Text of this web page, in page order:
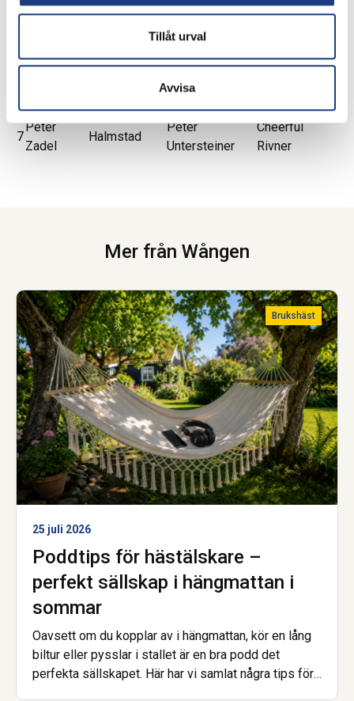
Tillåt urval
Avvisa
Niklasson
Lindgren
Johan
Anna
Karlsson
Hans Karlsson
7
Peter
Zadel
Halmstad
Peter
Untersteiner
Cheerful
Rivner
Mer från Wången
Brukshäst
25 juli 2026
Poddtips för hästälskare –
perfekt sällskap i hängmattan i
sommar
Oavsett om du kopplar av i hängmattan, kör en lång
biltur eller pysslar i stallet är en bra podd det
perfekta sällskapet. Här har vi samlat några tips för